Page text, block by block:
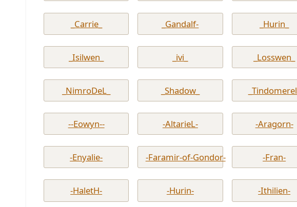
_Carrie_ _Gandalf- _Hurin_
_Isilwen_ _ivi_ _Losswen_
_NimroDeL_ _Shadow_ _Tindomerel_
--Eowyn-- -AltarieL- -Aragorn-
-Enyalie- -Faramir-of-Gondor- -Fran-
-HaletH- -Hurin- -Ithilien-